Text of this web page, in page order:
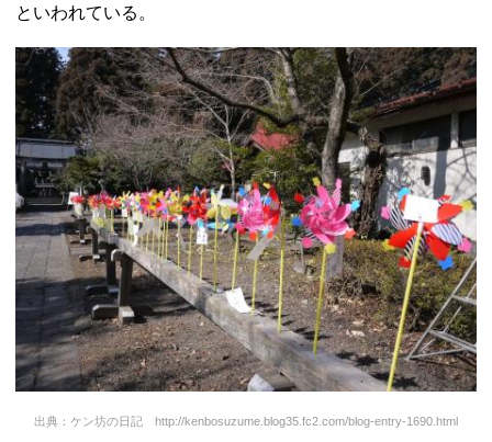
といわれている。
出典：ケン坊の日記 http://kenbosuzume.blog35.fc2.com/blog-entry-1690.html